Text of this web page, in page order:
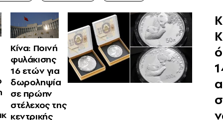
Κίνα: Ποινή
φυλάκισης
16 ετών για
δωροληψία
σε πρώην
στέλεχος της
κεντρικής